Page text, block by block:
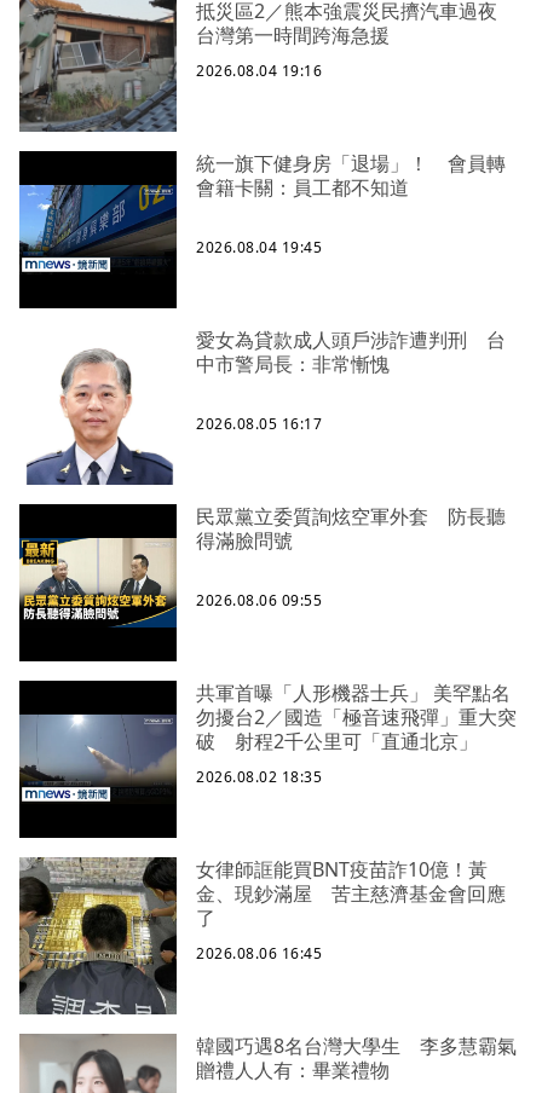
抵災區2／熊本強震災民擠汽車過夜
台灣第一時間跨海急援
2026.08.04 19:16
統一旗下健身房「退場」！ 會員轉
會籍卡關：員工都不知道
2026.08.04 19:45
愛女為貸款成人頭戶涉詐遭判刑 台
中市警局長：非常慚愧
2026.08.05 16:17
民眾黨立委質詢炫空軍外套 防長聽
得滿臉問號
2026.08.06 09:55
共軍首曝「人形機器士兵」 美罕點名
勿擾台2／國造「極音速飛彈」重大突
破 射程2千公里可「直通北京」
2026.08.02 18:35
女律師誆能買BNT疫苗詐10億！黃
金、現鈔滿屋 苦主慈濟基金會回應
了
2026.08.06 16:45
韓國巧遇8名台灣大學生 李多慧霸氣
贈禮人人有：畢業禮物